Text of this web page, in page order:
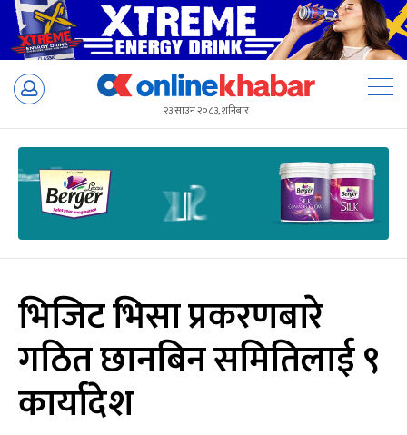
Skip
२३ साउन २०८३, शनिबार
भिजिट भिसा प्रकरणबारे
गठित छानबिन समितिलाई ९
कार्यादेश